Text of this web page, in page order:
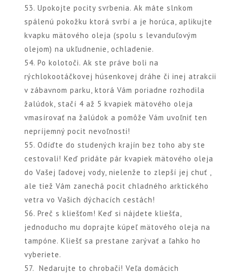
53. Upokojte pocity svrbenia. Ak máte slnkom
spálenú pokožku ktorá svrbí a je horúca, aplikujte
kvapku mätového oleja (spolu s levanduľovým
olejom) na ukľudnenie, ochladenie.
54. Po kolotoči. Ak ste práve boli na
rýchlokootáčkovej húsenkovej dráhe či inej atrakcii
v zábavnom parku, ktorá Vám poriadne rozhodila
žalúdok, stačí 4 až 5 kvapiek mätového oleja
vmasírovať na žalúdok a pomôže Vám uvoľniť ten
nepríjemný pocit nevoľnosti!
55. Odíďte do studených krajín bez toho aby ste
cestovali! Keď pridáte pár kvapiek mätového oleja
do Vašej ľadovej vody, nielenže to zlepší jej chuť ,
ale tiež Vám zanechá pocit chladného arktického
vetra vo Vašich dýchacích cestách!
56. Preč s kliešťom! Keď si nájdete kliešťa,
jednoducho mu doprajte kúpeľ mätového oleja na
tampóne. Kliešť sa prestane zarývať a ľahko ho
vyberiete.
57. Nedarujte to chrobači! Veľa domácich